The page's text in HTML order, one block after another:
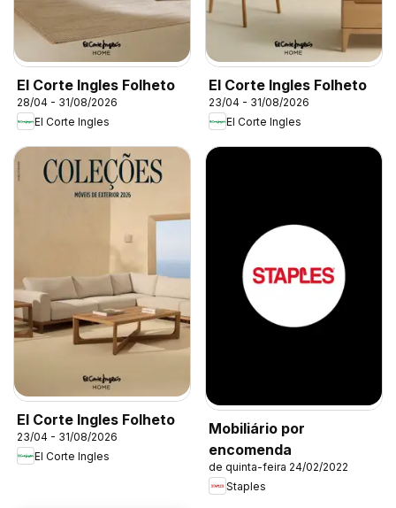
El Corte Ingles Folheto
28/04 - 31/08/2026
El Corte Ingles
El Corte Ingles Folheto
23/04 - 31/08/2026
El Corte Ingles
El Corte Ingles Folheto
23/04 - 31/08/2026
El Corte Ingles
Mobiliário por
encomenda
de quinta-feira 24/02/2022
Staples